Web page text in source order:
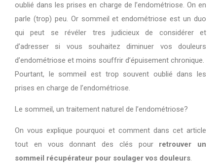
oublié dans les prises en charge de l’endométriose. On en
parle (trop) peu. Or sommeil et endométriose est un duo
qui peut se révé ler tres judicieux de considérer et
d’adresser si vous souhaitez diminuer vos douleurs
d’endométriose et moins souffrir d’épuisement chronique.
Pourtant, le sommeil est trop souvent oublié dans les
prises en charge de l’endométriose.
Le sommeil, un traitement naturel de l’endométriose?
On vous explique pourquoi et comment dans cet article
tout en vous donnant des clés pour retrouver un
sommeil récupérateur pour soulager vos douleurs.